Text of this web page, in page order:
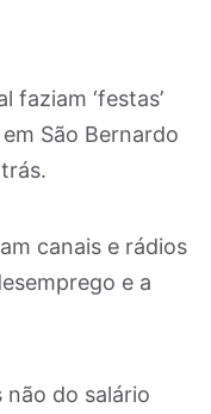
faziam ‘festas’
São Bernardo
canais e rádios
e a
não do salário